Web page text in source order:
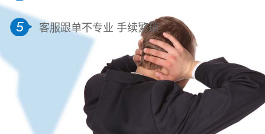
5 客服跟单不专业 手续繁琐